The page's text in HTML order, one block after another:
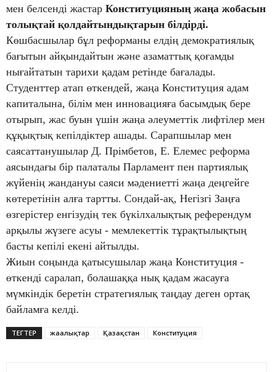
мен белсенді жастар Конституцияның жаңа жобасын
толықтай қолдайтындықтарын білдірді.
Көшбасшылар бұл реформаны елдің демократиялық
бағытын айқындайтын және азаматтық қоғамды
нығайтатын тарихи қадам ретінде бағалады.
Студенттер атап өткендей, жаңа Конституция адам
капиталына, білім мен инновацияға басымдық бере
отырып, жас буын үшін жаңа әлеуметтік лифтілер мен
құқықтық кепілдіктер ашады. Сарапшылар мен
саясаттанушылар Д. Прімбетов, Е. Елемес реформа
аясындағы бір палаталы Парламент пен партиялық
жүйенің жандануы саяси мәдениетті жаңа деңгейге
көтеретінін алға тартты. Сондай-ақ, Негізгі Заңға
өзгерістер енгізудің тек бүкілхалықтық референдум
арқылы жүзеге асуы - мемлекеттік тұрақтылықтың
басты кепілі екені айтылды.
Жиын соңында қатысушылар жаңа Конституция -
өткенді саралап, болашаққа нық қадам жасауға
мүмкіндік беретін стратегиялық таңдау деген ортақ
байламға келді.
ТЕГТЕР жаңалықтар Қазақстан Конституция